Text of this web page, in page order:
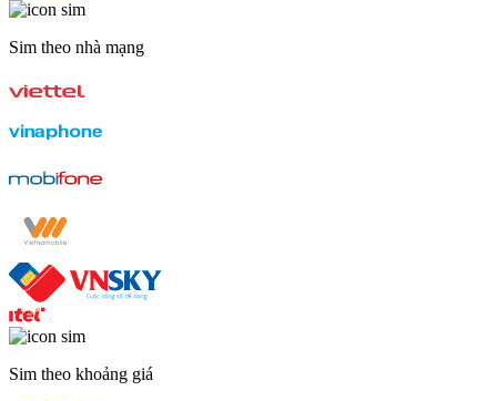
Sim theo nhà mạng
Sim theo khoảng giá